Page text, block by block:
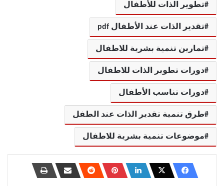
تطوير الذات للأطفال
تقدير الذات عند الأطفال pdf
تمارين تنمية بشرية للاطفال
دورات تطوير الذات للاطفال
دورات تناسب الأطفال
طرق تنمية تقدير الذات عند الطفل
موضوعات تنمية بشرية للاطفال